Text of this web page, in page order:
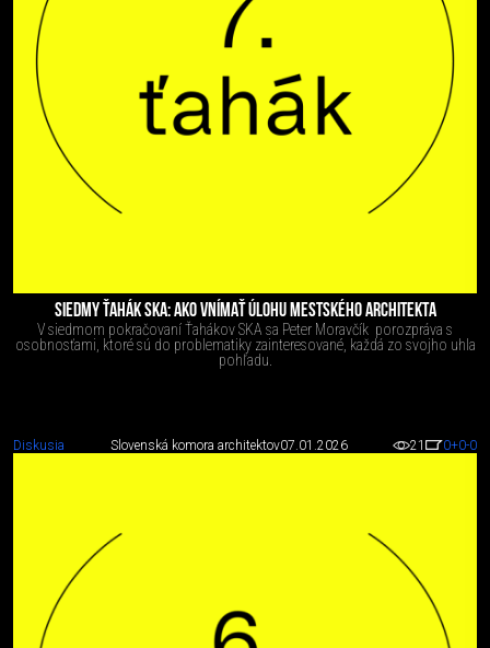
SIEDMY ŤAHÁK SKA: AKO VNÍMAŤ ÚLOHU MESTSKÉHO ARCHITEKTA
V siedmom pokračovaní Ťahákov SKA sa Peter Moravčík porozpráva s
osobnosťami, ktoré sú do problematiky zainteresované, každá zo svojho uhla
pohľadu.
Diskusia Slovenská komora architektov07.01.2026 21 0+0-0